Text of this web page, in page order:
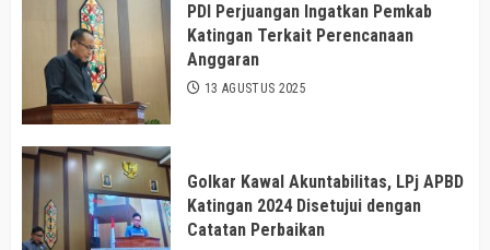
PDI Perjuangan Ingatkan Pemkab
Katingan Terkait Perencanaan
Anggaran
13 AGUSTUS 2025
Golkar Kawal Akuntabilitas, LPj APBD
Katingan 2024 Disetujui dengan
Catatan Perbaikan